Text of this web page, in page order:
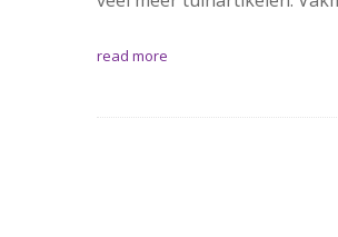
read more